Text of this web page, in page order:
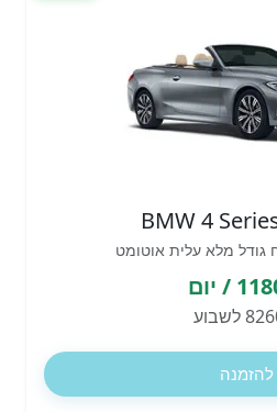
BMW 4
/ יום
לשבוע
להזמנה